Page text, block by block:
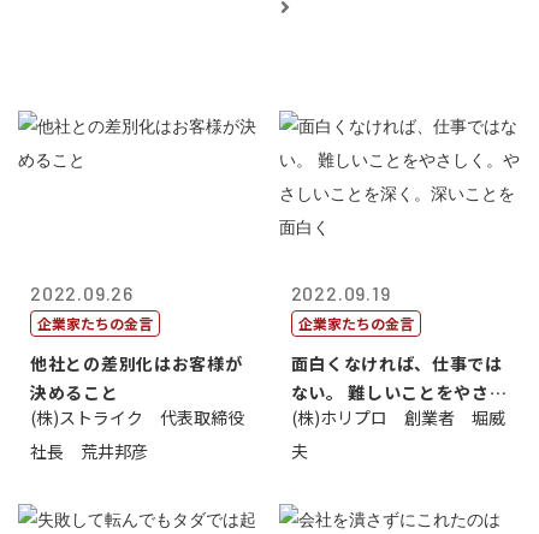
2022.09.26
企業家たちの金言
他社との差別化はお客様が
決めること
(株)ストライク 代表取締役
社長 荒井邦彦
2022.09.19
企業家たちの金言
面白くなければ、仕事では
ない。 難しいことをやさし
く。やさし...
(株)ホリプロ 創業者 堀威
夫